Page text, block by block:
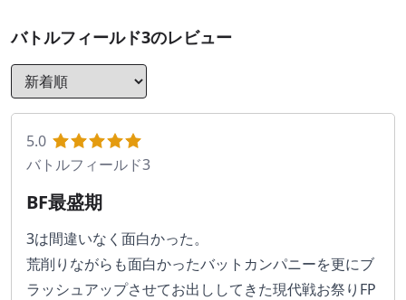
バトルフィールド3のレビュー
5.0
バトルフィールド3
BF最盛期
3は間違いなく面白かった。
荒削りながらも面白かったバットカンパニーを更にブ
ラッシュアップさせてお出ししてきた現代戦お祭りFP